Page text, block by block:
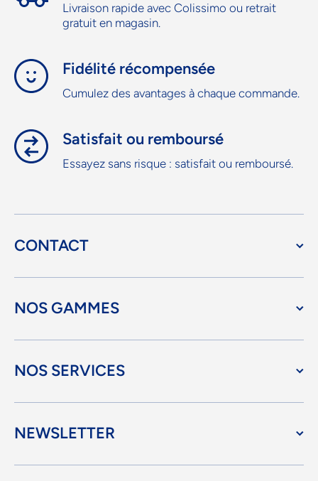
Livraison rapide avec Colissimo ou retrait
gratuit en magasin.
Fidélité récompensée
Cumulez des avantages à chaque commande.
Satisfait ou remboursé
Essayez sans risque : satisfait ou remboursé.
CONTACT
NOS GAMMES
NOS SERVICES
NEWSLETTER